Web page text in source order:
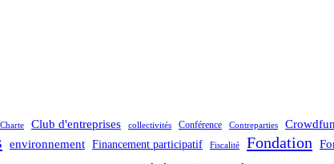
Charte Club d'entreprises collectivités Conférence Contreparties
environnement Financement participatif Fiscalité Fondation